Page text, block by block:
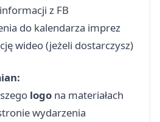
z FB
do kalendarza imprez
wideo (jeżeli dostarczysz)
logo na materiałach
wydarzenia